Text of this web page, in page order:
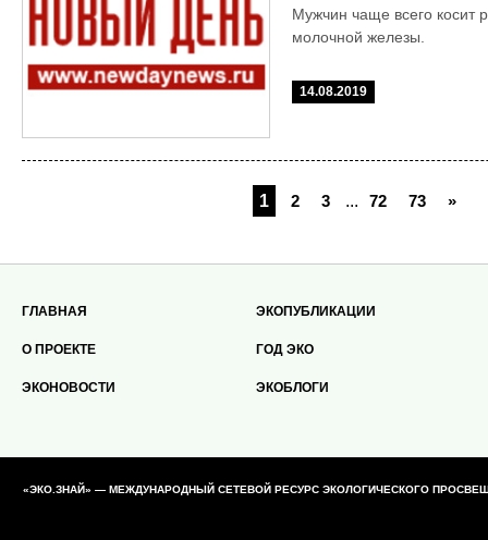
Мужчин чаще всего косит
молочной железы.
14.08.2019
1 2 3 ... 72 73 »
ГЛАВНАЯ
О ПРОЕКТЕ
ЭКОНОВОСТИ
ЭКОПУБЛИКАЦИИ
ГОД ЭКО
ЭКОБЛОГИ
«ЭКО.ЗНАЙ» — МЕЖДУНАРОДНЫЙ СЕТЕВОЙ РЕСУРС ЭКОЛОГИЧЕСКОГО